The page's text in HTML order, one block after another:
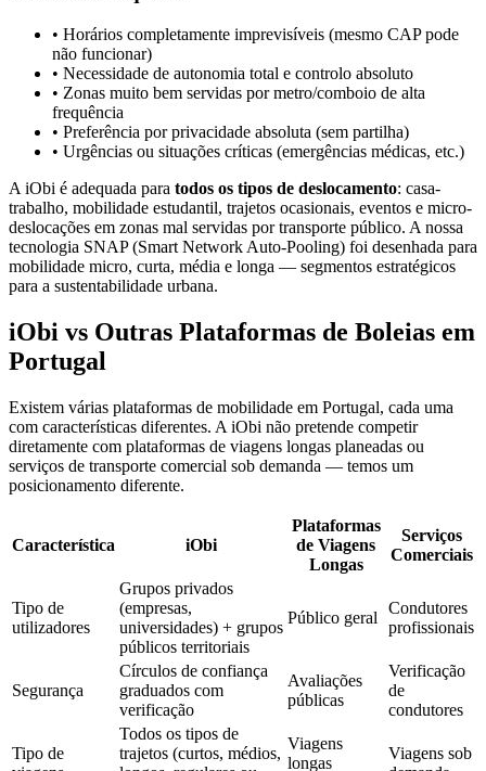
• Horários completamente imprevisíveis (mesmo CAP pode
não funcionar)
• Necessidade de autonomia total e controlo absoluto
• Zonas muito bem servidas por metro/comboio de alta
frequência
• Preferência por privacidade absoluta (sem partilha)
• Urgências ou situações críticas (emergências médicas, etc.)
A iObi é adequada para todos os tipos de deslocamento: casa-
trabalho, mobilidade estudantil, trajetos ocasionais, eventos e micro-
deslocações em zonas mal servidas por transporte público. A nossa
tecnologia SNAP (Smart Network Auto-Pooling) foi desenhada para
mobilidade micro, curta, média e longa — segmentos estratégicos
para a sustentabilidade urbana.
iObi vs Outras Plataformas de Boleias em
Portugal
Existem várias plataformas de mobilidade em Portugal, cada uma
com características diferentes. A iObi não pretende competir
diretamente com plataformas de viagens longas planeadas ou
serviços de transporte comercial sob demanda — temos um
posicionamento diferente.
Característica iObi
Plataformas
de Viagens
Longas
Serviços
Comerciais
Tipo de
utilizadores
Grupos privados
(empresas,
universidades) + grupos
públicos territoriais
Público geral
Condutores
profissionais
Segurança
Círculos de confiança
graduados com
verificação
Avaliações
públicas
Verificação
de
condutores
Tipo de
Todos os tipos de
trajetos (curtos, médios,
Viagens
longas
Viagens sob